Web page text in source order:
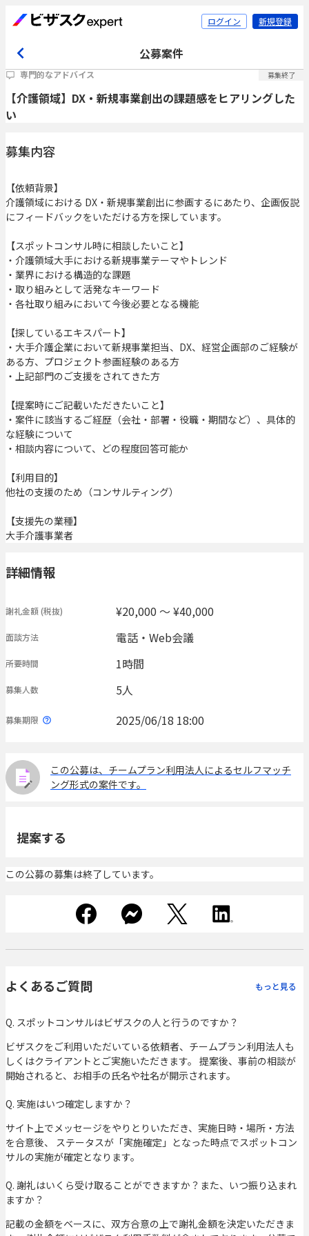
ログイン 新規登録
公募案件
専門的なアドバイス 募集終了
【介護領域】DX・新規事業創出の課題感をヒアリングした
い
募集内容
【依頼背景】
介護領域における DX・新規事業創出に参画するにあたり、企画仮説
にフィードバックをいただける方を探しています。
【スポットコンサル時に相談したいこと】
・介護領域大手における新規事業テーマやトレンド
・業界における構造的な課題
・取り組みとして活発なキーワード
・各社取り組みにおいて今後必要となる機能
【探しているエキスパート】
・大手介護企業において新規事業担当、DX、経営企画部のご経験が
ある方、プロジェクト参画経験のある方
・上記部門のご支援をされてきた方
【提案時にご記載いただきたいこと】
・案件に該当するご経歴（会社・部署・役職・期間など）、具体的
な経験について
・相談内容について、どの程度回答可能か
【利用目的】
他社の支援のため（コンサルティング）
【支援先の業種】
大手介護事業者
詳細情報
謝礼金額(税抜) ¥20,000 〜 ¥40,000
面談方法 電話・Web会議
所要時間 1時間
募集人数 5人
募集期限 2025/06/18 18:00
この公募は、チームプラン利用法人によるセルフマッチ
ング形式の案件です。
提案する
この公募の募集は終了しています。
よくあるご質問 もっと見る
Q. スポットコンサルはビザスクの人と行うのですか？
ビザスクをご利用いただいている依頼者、チームプラン利用法人も
しくはクライアントとご実施いただきます。 提案後、事前の相談が
開始されると、お相手の氏名や社名が開示されます。
Q. 実施はいつ確定しますか？
サイト上でメッセージをやりとりいただき、実施日時・場所・方法
を合意後、 ステータスが「実施確定」となった時点でスポットコン
サルの実施が確定となります。
Q. 謝礼はいくら受け取ることができますか？また、いつ振り込まれ
ますか？
記載の金額をベースに、双方合意の上で謝礼金額を決定いただきま